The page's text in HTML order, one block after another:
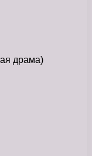
драма)